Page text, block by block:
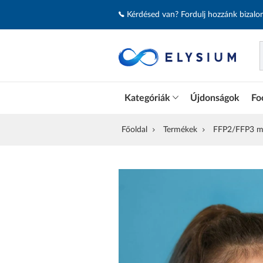
Kérdésed van? Fordulj hozzánk
Kategóriák Újdonságok
Főoldal Termékek FFP2/FFP3